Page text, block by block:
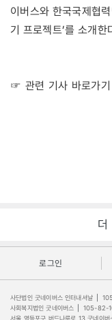
이버스와 한국국제협
기 프로젝트’를 소개한
☞ 관련 기사 바로가
더
로그인
사단법인 굿네이버스 인터내셔날
사회복지법인 굿네이버스
105-82-
서울 영등포구 버드나루로 13 굿네이버